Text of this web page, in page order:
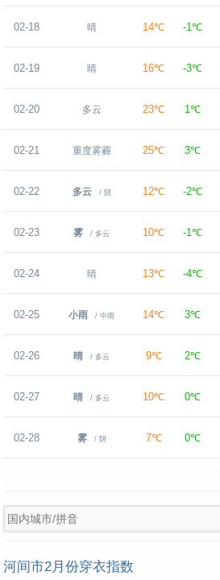
02-18 晴 14℃ -1℃
02-19 晴 16℃ -3℃
02-20 多云 23℃ 1℃
02-21 重度雾霾 25℃ 3℃
02-22 多云 / 阴 12℃ -2℃
02-23 雾 / 多云 10℃ -1℃
02-24 晴 13℃ -4℃
02-25 小雨 / 中雨 14℃ 3℃
02-26 晴 / 多云 9℃ 2℃
02-27 晴 / 多云 10℃ 0℃
02-28 雾 / 阴 7℃ 0℃
河间市2月份穿衣指数